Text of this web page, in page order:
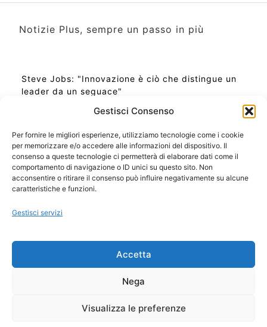
Gestisci Consenso
Per fornire le migliori esperienze, utilizziamo tecnologie come i cookie
per memorizzare e/o accedere alle informazioni del dispositivo. Il
consenso a queste tecnologie ci permetterà di elaborare dati come il
comportamento di navigazione o ID unici su questo sito. Non
acconsentire o ritirare il consenso può influire negativamente su alcune
caratteristiche e funzioni.
Gestisci servizi
Accetta
Nega
Visualizza le preferenze
Notizie Plus, sempre un passo in più
Steve Jobs: "Innovazione è ciò che distingue un
leader da un seguace"
Ora Esatta in Italia in questo momento
Ti Senti Strano Ultimamente? Potrebbe Essere per
la Risonanza di Schumann
Come Sapere Se Stai Ascendendo alla Quinta
Copyright 2026 NotiziePlus.com
📰 Contenuto Umano Verificato
Privacy Coockie
Pubblicità